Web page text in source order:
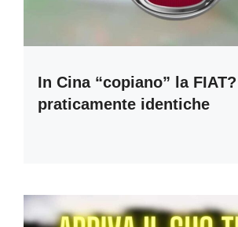
In Cina “copiano” la
praticamente identiche